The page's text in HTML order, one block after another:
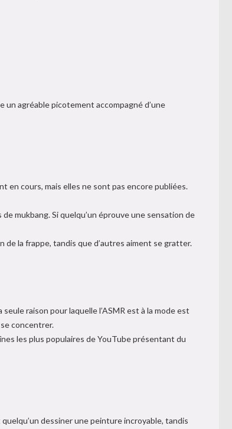
un agréable picotement accompagné d’une
en cours, mais elles ne sont pas encore publiées.
mukbang. Si quelqu’un éprouve une sensation de
la frappe, tandis que d’autres aiment se gratter.
raison pour laquelle l’ASMR est à la mode est
concentrer.
les plus populaires de YouTube présentant du
dessiner une peinture incroyable, tandis